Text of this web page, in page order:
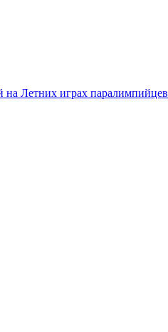
на Летних играх паралимпийцев